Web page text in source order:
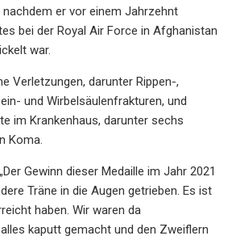
er vor einem Jahrzehnt
bei der Royal Air Force in Afghanistan
war.
Verletzungen, darunter Rippen-,
und Wirbelsäulenfrakturen, und
im Krankenhaus, darunter sechs
Koma.
Gewinn dieser Medaille im Jahr 2021
Träne in die Augen getrieben. Es ist
haben. Wir waren da
kaputt gemacht und den Zweiflern